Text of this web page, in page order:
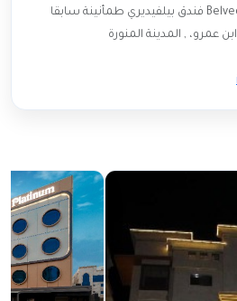
عمرو، , المدينة المنورة